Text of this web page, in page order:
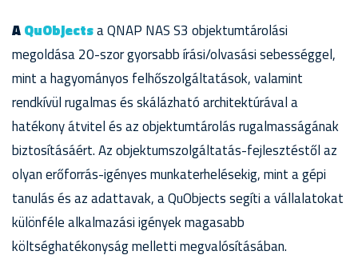
AQuObjectsa QNAP NAS S3 objektumtárolási
megoldása 20-szor gyorsabb írási/olvasási sebességgel,
mint a hagyományos felhőszolgáltatások, valamint
rendkívül rugalmas és skálázható architektúrával a
hatékony átvitel és az objektumtárolás rugalmasságának
biztosításáért. Az objektumszolgáltatás-fejlesztéstől az
olyan erőforrás-igényes munkaterhelésekig, mint a gépi
tanulás és az adattavak, a QuObjects segíti a vállalatokat
különféle alkalmazási igények magasabb
költséghatékonyság melletti megvalósításában.